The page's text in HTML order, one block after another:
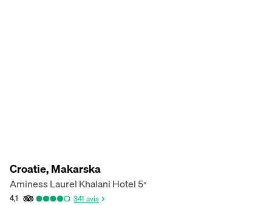
Croatie, Makarska
Aminess Laurel Khalani Hotel5*
4,1 341 avis